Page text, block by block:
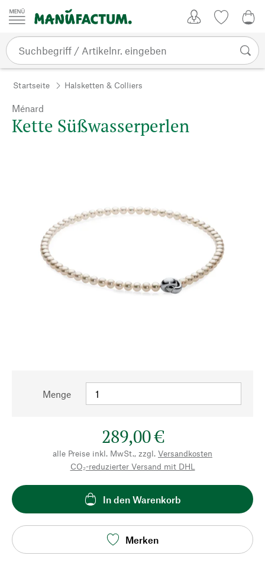
Zum Inhalt springen
Startseite Halsketten & Colliers
Ménard
Kette Süßwasserperlen
Menge
289,00 €
alle Preise inkl. MwSt., zzgl. Versandkosten
CO₂-reduzierter Versand mit DHL
In den Warenkorb
Merken